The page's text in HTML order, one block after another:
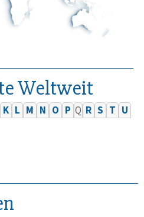
Weltweit
K L M N O P Q R S T U